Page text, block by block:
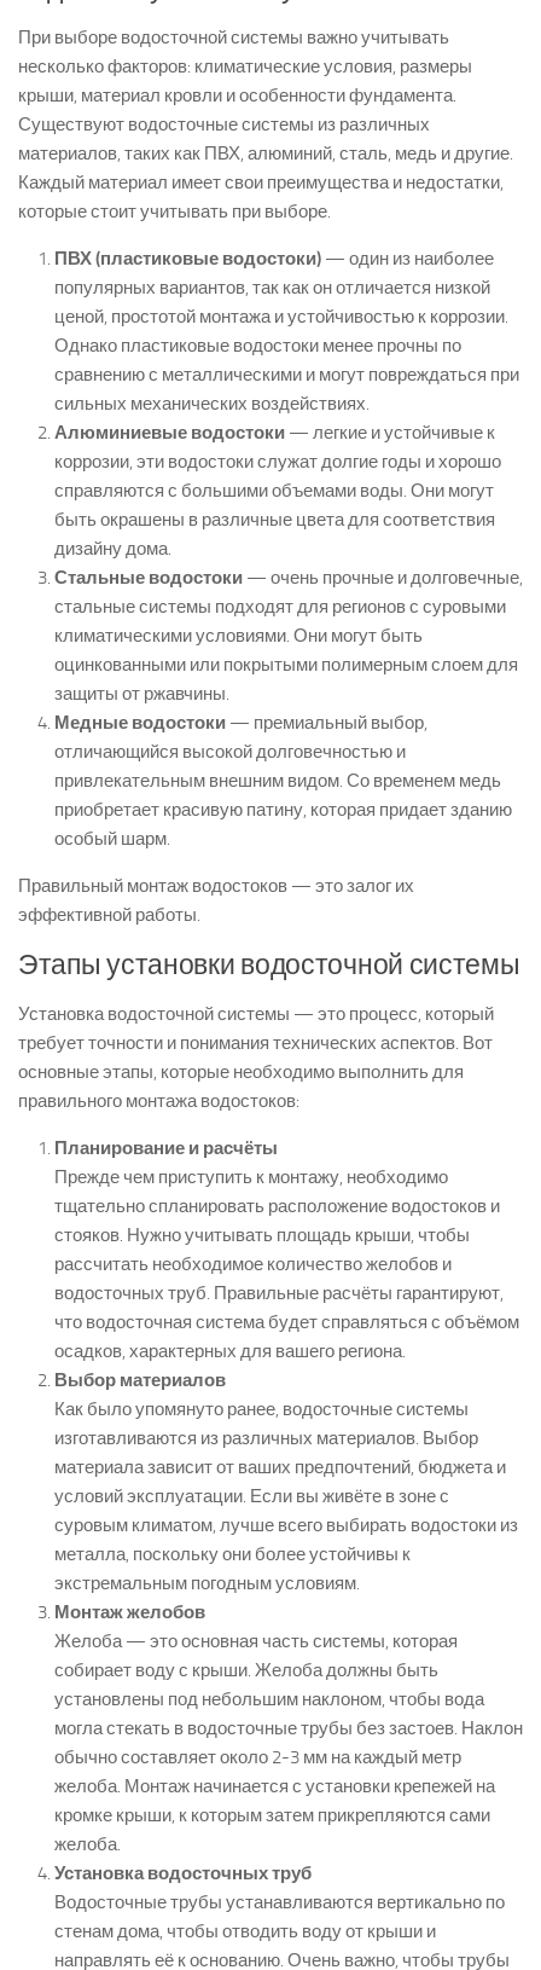
При выборе водосточной системы важно учитывать
несколько факторов: климатические условия, размеры
крыши, материал кровли и особенности фундамента.
Существуют водосточные системы из различных
материалов, таких как ПВХ, алюминий, сталь, медь и другие.
Каждый материал имеет свои преимущества и недостатки,
которые стоит учитывать при выборе.
ПВХ (пластиковые водостоки) — один из наиболее
популярных вариантов, так как он отличается низкой
ценой, простотой монтажа и устойчивостью к коррозии.
Однако пластиковые водостоки менее прочны по
сравнению с металлическими и могут повреждаться при
сильных механических воздействиях.
Алюминиевые водостоки — легкие и устойчивые к
коррозии, эти водостоки служат долгие годы и хорошо
справляются с большими объемами воды. Они могут
быть окрашены в различные цвета для соответствия
дизайну дома.
Стальные водостоки — очень прочные и долговечные,
стальные системы подходят для регионов с суровыми
климатическими условиями. Они могут быть
оцинкованными или покрытыми полимерным слоем для
защиты от ржавчины.
Медные водостоки — премиальный выбор,
отличающийся высокой долговечностью и
привлекательным внешним видом. Со временем медь
приобретает красивую патину, которая придает зданию
особый шарм.
Правильный монтаж водостоков — это залог их
эффективной работы.
Этапы установки водосточной системы
Установка водосточной системы — это процесс, который
требует точности и понимания технических аспектов. Вот
основные этапы, которые необходимо выполнить для
правильного монтажа водостоков:
Планирование и расчёты
Прежде чем приступить к монтажу, необходимо
тщательно спланировать расположение водостоков и
стояков. Нужно учитывать площадь крыши, чтобы
рассчитать необходимое количество желобов и
водосточных труб. Правильные расчёты гарантируют,
что водосточная система будет справляться с объёмом
осадков, характерных для вашего региона.
Выбор материалов
Как было упомянуто ранее, водосточные системы
изготавливаются из различных материалов. Выбор
материала зависит от ваших предпочтений, бюджета и
условий эксплуатации. Если вы живёте в зоне с
суровым климатом, лучше всего выбирать водостоки из
металла, поскольку они более устойчивы к
экстремальным погодным условиям.
Монтаж желобов
Желоба — это основная часть системы, которая
собирает воду с крыши. Желоба должны быть
установлены под небольшим наклоном, чтобы вода
могла стекать в водосточные трубы без застоев. Наклон
обычно составляет около 2-3 мм на каждый метр
желоба. Монтаж начинается с установки крепежей на
кромке крыши, к которым затем прикрепляются сами
желоба.
Установка водосточных труб
Водосточные трубы устанавливаются вертикально по
стенам дома, чтобы отводить воду от крыши и
направлять её к основанию. Очень важно, чтобы трубы